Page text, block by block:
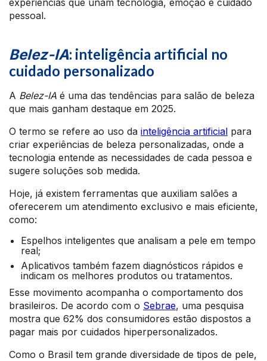
experiências que unam tecnologia, emoção e cuidado
pessoal.
Belez-IA: inteligência artificial no
cuidado personalizado
A Belez-IA é uma das tendências para salão de beleza
que mais ganham destaque em 2025.
O termo se refere ao uso da inteligência artificial para
criar experiências de beleza personalizadas, onde a
tecnologia entende as necessidades de cada pessoa e
sugere soluções sob medida.
Hoje, já existem ferramentas que auxiliam salões a
oferecerem um atendimento exclusivo e mais eficiente,
como:
Espelhos inteligentes que analisam a pele em tempo
real;
Aplicativos também fazem diagnósticos rápidos e
indicam os melhores produtos ou tratamentos.
Esse movimento acompanha o comportamento dos
brasileiros. De acordo com o Sebrae, uma pesquisa
mostra que 62% dos consumidores estão dispostos a
pagar mais por cuidados hiperpersonalizados.
Como o Brasil tem grande diversidade de tipos de pele,